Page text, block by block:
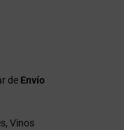
de Envío
,Vinos